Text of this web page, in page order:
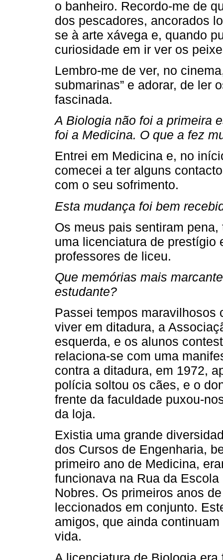
o banheiro. Recordo-me de
dos pescadores, ancorados
se à arte xávega e, quando
curiosidade em ir ver os
Lembro-me de ver, no
submarinas” e adorar, de ler
fascinada.
A Biologia não foi a primeira
foi a Medicina. O que a fez
Entrei em Medicina e, no
comecei a ter alguns
com o seu sofrimento.
Esta mudança foi bem
Os meus pais sentiram
uma licenciatura de prestígio
professores de liceu.
Que memórias mais
estudante?
Passei tempos maravilhosos
viver em ditadura, a
esquerda, e os alunos
relaciona-se com uma
contra a ditadura, em 1972,
polícia soltou os cães, e o
frente da faculdade puxou-
da loja.
Existia uma grande
dos Cursos de Engenharia,
primeiro ano de Medicina,
funcionava na Rua da
Nobres. Os primeiros anos
leccionados em conjunto.
amigos, que ainda
vida.